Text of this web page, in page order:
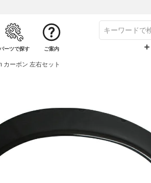
ーツで探す ご案内
カーボン 左右セット